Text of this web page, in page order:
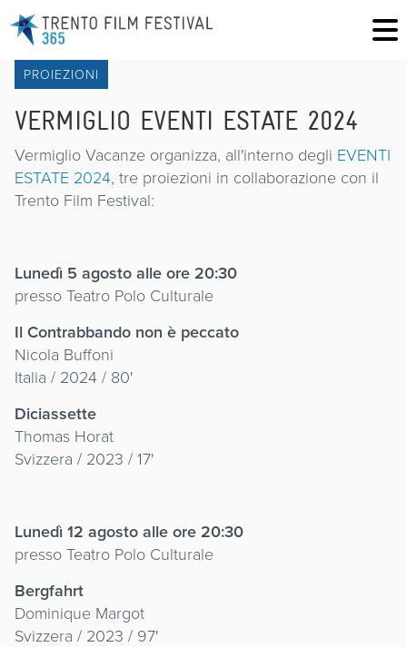
PROIEZIONI
VERMIGLIO EVENTI ESTATE 2024
Vermiglio Vacanze organizza, all'interno degli EVENTI
ESTATE 2024, tre proiezioni in collaborazione con il
Trento Film Festival:
Lunedì 5 agosto alle ore 20:30
presso Teatro Polo Culturale
Il Contrabbando non è peccato
Nicola Buffoni
Italia / 2024 / 80'
Diciassette
Thomas Horat
Svizzera / 2023 / 17'
Lunedì 12 agosto alle ore 20:30
presso Teatro Polo Culturale
Bergfahrt
Dominique Margot
Svizzera / 2023 / 97'